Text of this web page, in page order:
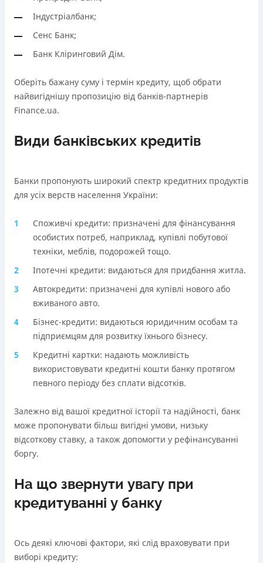
Ліцензія НБУ №10
Вся інформація про кредит
ОТРИМАТИ ПОЗИКУ Детальніше
Оплата на розрахунковий рахунок
Онлайн (через сайт або інтернет-банкінг)
Через термінали самообслуговування
Ліцензія НБУ №171
Вся інформація про кредит
ОТРИМАТИ ПОЗИКУ Детальніше
Індустріалбанк;
Сенс Банк;
Банк Кліринговий Дім.
Оберіть бажану суму і термін кредиту, щоб обрати
найвигіднішу пропозицію від банків-партнерів
Finance.ua.
Види банківських кредитів
Банки пропонують широкий спектр кредитних продуктів
для усіх верств населення України:
Споживчі кредити: призначені для фінансування
особистих потреб, наприклад, купівлі побутової
техніки, меблів, подорожей тощо.
Іпотечні кредити: видаються для придбання житла.
Автокредити: призначені для купівлі нового або
вживаного авто.
Бізнес-кредити: видаються юридичним особам та
підприємцям для розвитку їхнього бізнесу.
Кредитні картки: надають можливість
використовувати кредитні кошти банку протягом
певного періоду без сплати відсотків.
Залежно від вашої кредитної історії та надійності, банк
може пропонувати більш вигідні умови, низьку
відсоткову ставку, а також допомогти у рефінансуванні
боргу.
На що звернути увагу при
кредитуванні у банку
Ось деякі ключові фактори, які слід враховувати при
виборі кредиту: